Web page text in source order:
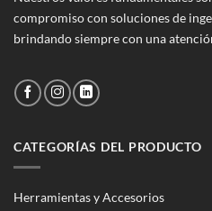
compromiso con soluciones de
brindando siempre con una
CATEGORÍAS DEL PRODUCTO
Herramientas y Accesorios